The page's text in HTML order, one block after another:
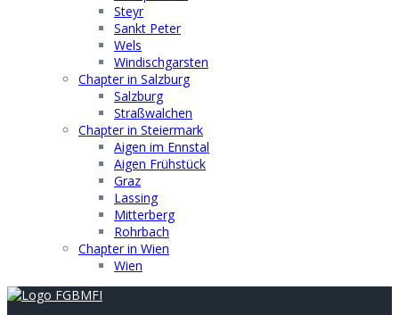
Steyr
Sankt Peter
Wels
Windischgarsten
Chapter in Salzburg
Salzburg
Straßwalchen
Chapter in Steiermark
Aigen im Ennstal
Aigen Frühstück
Graz
Lassing
Mitterberg
Rohrbach
Chapter in Wien
Wien